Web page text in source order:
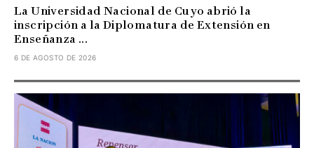
La Universidad Nacional de Cuyo abrió la
inscripción a la Diplomatura de Extensión en
Enseñanza ...
6 DE AGOSTO DE 2026